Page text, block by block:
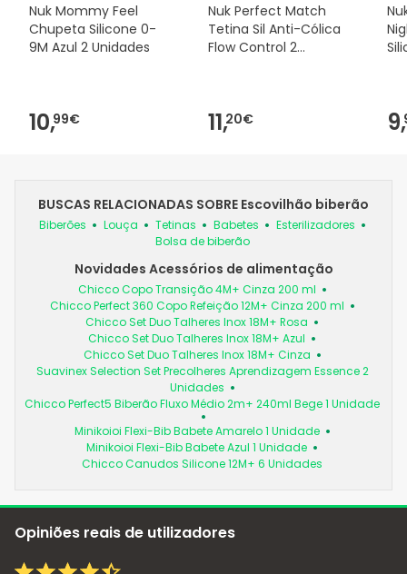
Nuk Mommy Feel
Chupeta Silicone 0-
9M Azul 2 Unidades
10,99€
Nuk Perfect Match
Tetina Sil Anti-Cólica
Flow Control 2
11,20€ 9,
BUSCAS RELACIONADAS SOBRE Escovilhão biberão
Biberões Louça Tetinas Babetes
Esterilizadores
Bolsa de biberão
Novidades Acessórios de alimentação
Chicco Copo Transição 4M+ Cinza 200 ml
Chicco Perfect 360 Copo Refeição 12M+ Cinza 200 ml
Chicco Set Duo Talheres Inox 18M+ Rosa
Chicco Set Duo Talheres Inox 18M+ Azul
Chicco Set Duo Talheres Inox 18M+ Cinza
Suavinex Selection Set Precolheres Aprendizagem Essence 2
Unidades
Chicco Perfect5 Biberão Fluxo Médio 2m+ 240ml Bege 1 Unidade
Minikoioi Flexi-Bib Babete Amarelo 1 Unidade
Minikoioi Flexi-Bib Babete Azul 1 Unidade
Chicco Canudos Silicone 12M+ 6 Unidades
Opiniões reais de utilizadores